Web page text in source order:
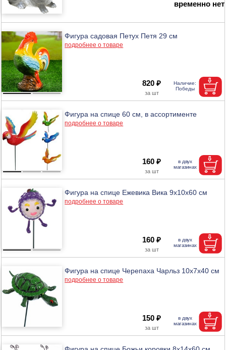
временно нет
Фигура садовая Петух Петя 29 см
подробнее о товаре
820 ₽
Фигура на спице 60 см, в ассортименте
подробнее о товаре
160 ₽
Фигура на спице Ежевика Вика 9х10х60 см
подробнее о товаре
160 ₽
Фигура на спице Черепаха Чарльз 10х7х40 см
подробнее о товаре
150 ₽